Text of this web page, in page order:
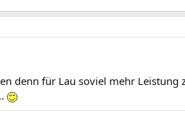
denn für Lau soviel mehr Leistung